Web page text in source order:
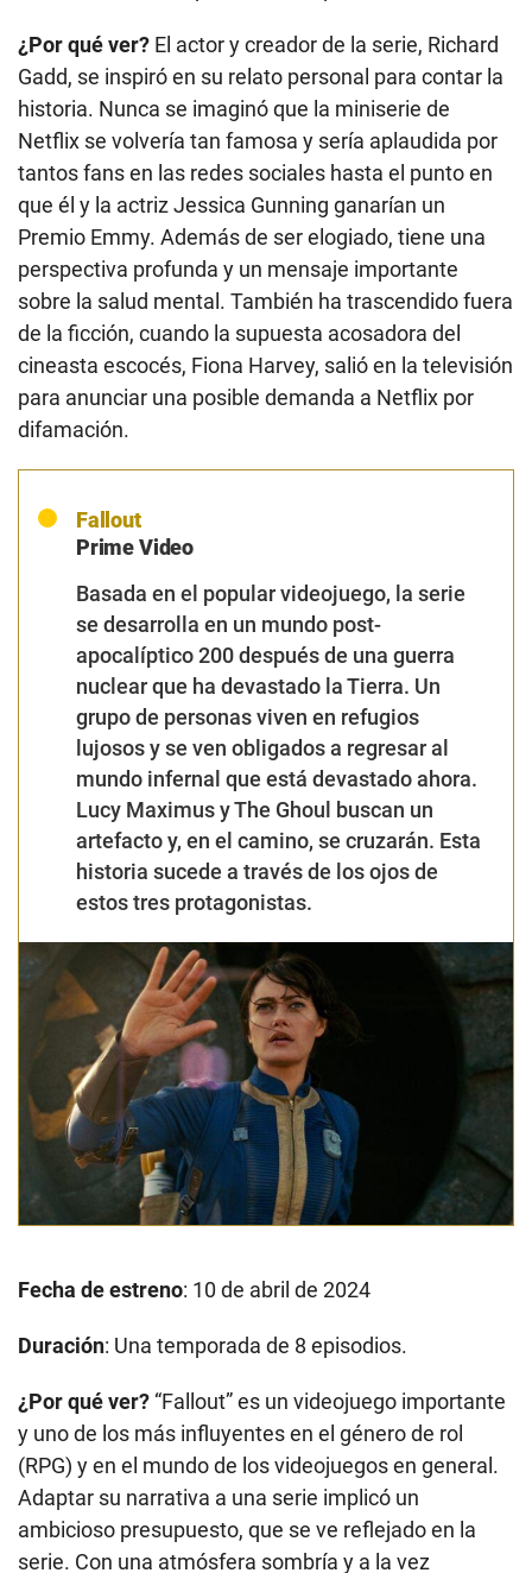
¿Por qué ver? El actor y creador de la serie, Richard
Gadd, se inspiró en su relato personal para contar la
historia. Nunca se imaginó que la miniserie de
Netflix se volvería tan famosa y sería aplaudida por
tantos fans en las redes sociales hasta el punto en
que él y la actriz Jessica Gunning ganarían un
Premio Emmy. Además de ser elogiado, tiene una
perspectiva profunda y un mensaje importante
sobre la salud mental. También ha trascendido fuera
de la ficción, cuando la supuesta acosadora del
cineasta escocés, Fiona Harvey, salió en la televisión
para anunciar una posible demanda a Netflix por
difamación.
Fallout
Prime Video
Basada en el popular videojuego, la serie
se desarrolla en un mundo post-
apocalíptico 200 después de una guerra
nuclear que ha devastado la Tierra. Un
grupo de personas viven en refugios
lujosos y se ven obligados a regresar al
mundo infernal que está devastado ahora.
Lucy Maximus y The Ghoul buscan un
artefacto y, en el camino, se cruzarán. Esta
historia sucede a través de los ojos de
estos tres protagonistas.
Fecha de estreno: 10 de abril de 2024
Duración: Una temporada de 8 episodios.
¿Por qué ver? “Fallout” es un videojuego importante
y uno de los más influyentes en el género de rol
(RPG) y en el mundo de los videojuegos en general.
Adaptar su narrativa a una serie implicó un
ambicioso presupuesto, que se ve reflejado en la
serie. Con una atmósfera sombría y a la vez